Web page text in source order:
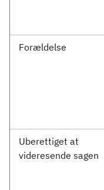
Forældelse
Uberettiget at
videresende sagen